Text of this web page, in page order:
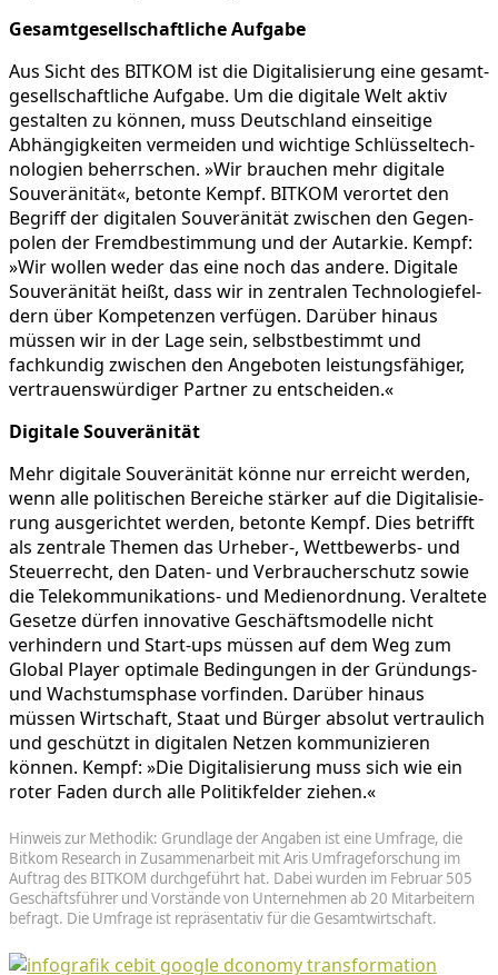
Gesamt­ge­sell­schaft­liche Aufgabe
Aus Sicht des BITKOM ist die Digita­li­sie­rung eine gesamt­
ge­sell­schaft­liche Aufgabe. Um die digitale Welt aktiv
gestalten zu können, muss Deutsch­land einsei­tige
Abhän­gig­keiten vermeiden und wichtige Schlüs­sel­tech­
no­lo­gien beherr­schen. »Wir brauchen mehr digitale
Souve­rä­nität«, betonte Kempf. BITKOM verortet den
Begriff der digitalen Souve­rä­nität zwischen den Gegen­
polen der Fremd­be­stim­mung und der Autarkie. Kempf:
»Wir wollen weder das eine noch das andere. Digitale
Souve­rä­nität heißt, dass wir in zentralen Techno­lo­gie­fel­
dern über Kompe­tenzen verfügen. Darüber hinaus
müssen wir in der Lage sein, selbst­be­stimmt und
fachkundig zwischen den Angeboten leistungs­fä­higer,
vertrau­ens­wür­diger Partner zu entscheiden.«
Digitale Souve­rä­nität
Mehr digitale Souve­rä­nität könne nur erreicht werden,
wenn alle politi­schen Bereiche stärker auf die Digita­li­sie­
rung ausge­richtet werden, betonte Kempf. Dies betrifft
als zentrale Themen das Urheber-, Wettbewerbs- und
Steuer­recht, den Daten- und Verbrau­cher­schutz sowie
die Telekommunikations- und Medien­ord­nung. Veral­tete
Gesetze dürfen innova­tive Geschäfts­mo­delle nicht
verhin­dern und Start-ups müssen auf dem Weg zum
Global Player optimale Bedin­gungen in der Gründungs-
und Wachs­tums­phase vorfinden. Darüber hinaus
müssen Wirtschaft, Staat und Bürger absolut vertrau­lich
und geschützt in digitalen Netzen kommu­ni­zieren
können. Kempf: »Die Digita­li­sie­rung muss sich wie ein
roter Faden durch alle Politik­felder ziehen.«
Hinweis zur Methodik: Grundlage der Angaben ist eine Umfrage, die
Bitkom Research in Zusammenarbeit mit Aris Umfrageforschung im
Auftrag des BITKOM durchgeführt hat. Dabei wurden im Februar 505
Geschäftsführer und Vorstände von Unternehmen ab 20 Mitarbeitern
befragt. Die Umfrage ist repräsentativ für die Gesamtwirtschaft.